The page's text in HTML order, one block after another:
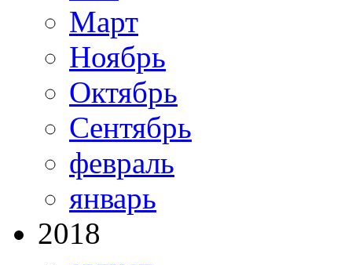
Март
Ноябрь
Октябрь
Сентябрь
февраль
январь
2018